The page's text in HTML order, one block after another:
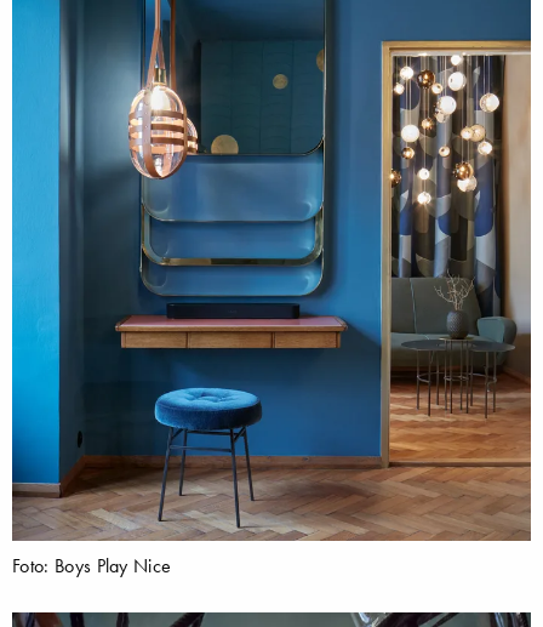
Foto: Boys Play Nice